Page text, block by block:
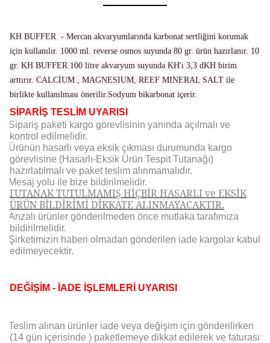
KH BUFFER - Mercan akvaryumlarında karbonat sertliğini korumak
için kullanılır. 1000 ml. reverse osmos suyunda 80 gr. ürün hazırlanır. 10
gr. KH BUFFER 100 litre akvaryum suyunda KH'ı 3,3 dKH birim
arttırır. CALCİUM , MAGNESIUM, REEF MINERAL SALT ile
birlikte kullanılması önerilir.Sodyum bikarbonat içerir.
SİPARİŞ TESLİM UYARISI
Sipariş paketi kargo görevlisinin yanında açılmalı ve
kontrol edilmelidir.
Ürünün hasarlı veya eksik çıkması durumunda kargo
görevlisine (Hasarlı-Eksik Ürün Tespit Tutanağı)
hazırlatılmalı ve paket teslim alınmamalıdır.
Mesaj yolu ile bize bildirilmelidir.
TUTANAK TUTULMAMIŞ HİÇBİR HASARLI ve EKSİK
ÜRÜN BİLDİRİMİ DİKKATE ALINMAYACAKTIR.
Arızalı ürünler gönderilmeden önce mutlaka tarafımıza
bildirilmelidir.
Şirketimizin haberi olmadan gönderilen iade kargolar kabul
edilmeyecektir.
DEĞİŞİM - İADE İŞLEMLERİ UYARISI
Teslim alınan ürünler iade veya değişim için gönderilirken
(14 gün içerisinde ) paketlemeye dikkat edilerek ve faturası